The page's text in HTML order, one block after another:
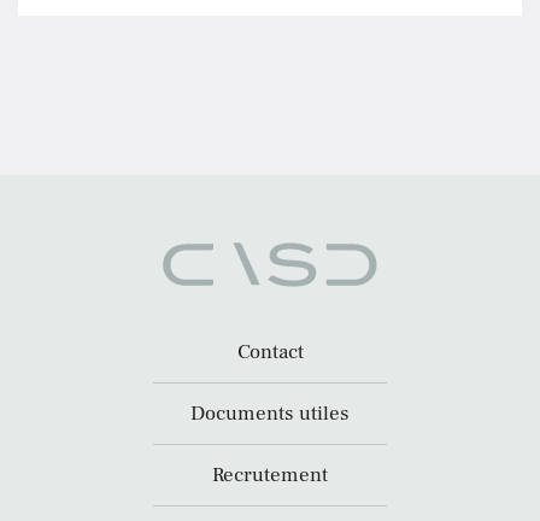
Contact
Documents utiles
Recrutement